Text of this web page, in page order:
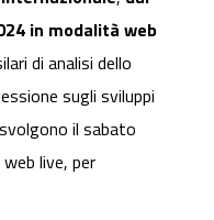
in modalità web
di analisi dello
sugli sviluppi
il sabato
live, per